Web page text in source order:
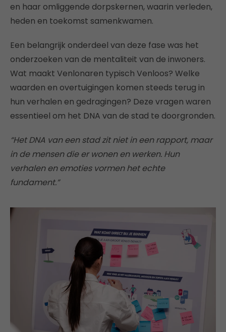
en haar omliggende dorpskernen, waarin verleden,
heden en toekomst samenkwamen.
Een belangrijk onderdeel van deze fase was het
onderzoeken van de mentaliteit van de inwoners.
Wat maakt Venlonaren typisch Venloos? Welke
waarden en overtuigingen komen steeds terug in
hun verhalen en gedragingen? Deze vragen waren
essentieel om het DNA van de stad te doorgronden.
“Het DNA van een stad zit niet in een rapport, maar
in de mensen die er wonen en werken. Hun
verhalen en emoties vormen het echte
fundament.”